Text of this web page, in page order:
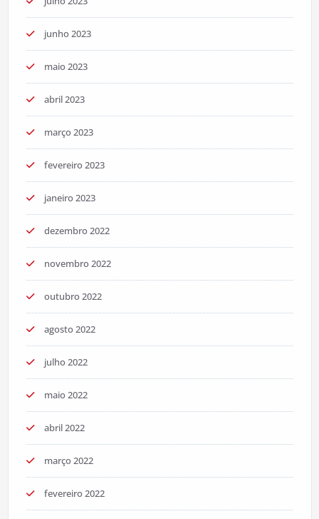
junho 2023
maio 2023
abril 2023
março 2023
fevereiro 2023
janeiro 2023
dezembro 2022
novembro 2022
outubro 2022
agosto 2022
julho 2022
maio 2022
abril 2022
março 2022
fevereiro 2022